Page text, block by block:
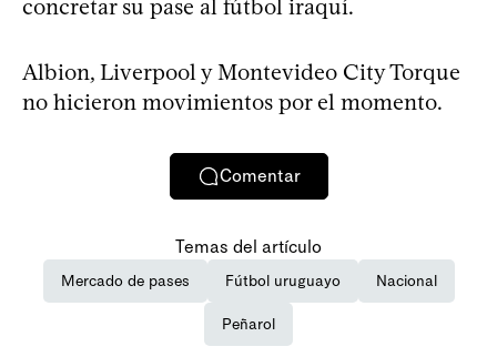
concretar su pase al fútbol iraquí.
Albion, Liverpool y Montevideo City Torque
no hicieron movimientos por el momento.
Comentar
Temas del artículo
Mercado de pases Fútbol uruguayo Nacional
Peñarol